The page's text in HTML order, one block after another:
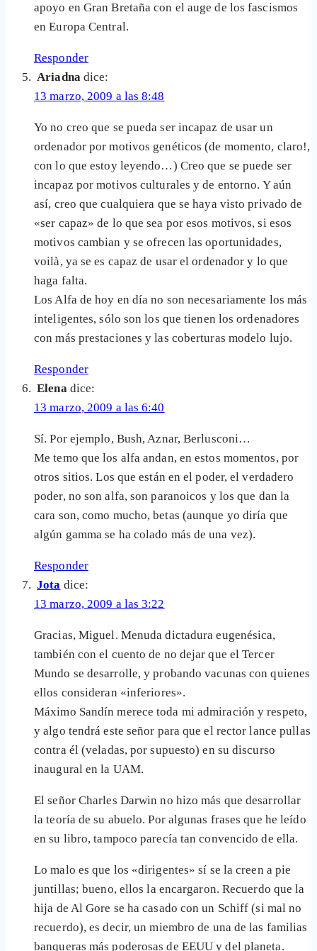
apoyo en Gran Bretaña con el auge de los fascismos
en Europa Central.
Responder
Ariadna dice:
13 marzo, 2009 a las 8:48
Yo no creo que se pueda ser incapaz de usar un
ordenador por motivos genéticos (de momento, claro!,
con lo que estoy leyendo…) Creo que se puede ser
incapaz por motivos culturales y de entorno. Y aún
así, creo que cualquiera que se haya visto privado de
«ser capaz» de lo que sea por esos motivos, si esos
motivos cambian y se ofrecen las oportunidades,
voilà, ya se es capaz de usar el ordenador y lo que
haga falta.
Los Alfa de hoy en día no son necesariamente los más
inteligentes, sólo son los que tienen los ordenadores
con más prestaciones y las coberturas modelo lujo.
Responder
Elena dice:
13 marzo, 2009 a las 6:40
Sí. Por ejemplo, Bush, Aznar, Berlusconi…
Me temo que los alfa andan, en estos momentos, por
otros sitios. Los que están en el poder, el verdadero
poder, no son alfa, son paranoicos y los que dan la
cara son, como mucho, betas (aunque yo diría que
algún gamma se ha colado más de una vez).
Responder
Jota dice:
13 marzo, 2009 a las 3:22
Gracias, Miguel. Menuda dictadura eugenésica,
también con el cuento de no dejar que el Tercer
Mundo se desarrolle, y probando vacunas con quienes
ellos consideran «inferiores».
Máximo Sandín merece toda mi admiración y respeto,
y algo tendrá este señor para que el rector lance pullas
contra él (veladas, por supuesto) en su discurso
inaugural en la UAM.
El señor Charles Darwin no hizo más que desarrollar
la teoría de su abuelo. Por algunas frases que he leído
en su libro, tampoco parecía tan convencido de ella.
Lo malo es que los «dirigentes» sí se la creen a pie
juntillas; bueno, ellos la encargaron. Recuerdo que la
hija de Al Gore se ha casado con un Schiff (si mal no
recuerdo), es decir, un miembro de una de las familias
banqueras más poderosas de EEUU y del planeta.